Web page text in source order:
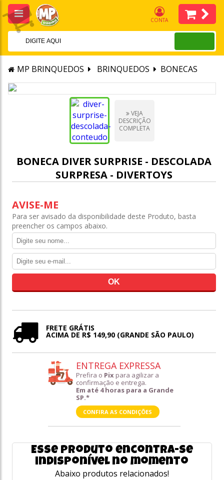
CONTA
MP BRINQUEDOS BRINQUEDOS BONECAS
VEJA
DESCRIÇÃO
COMPLETA
BONECA DIVER SURPRISE - DESCOLADA
SURPRESA - DIVERTOYS
AVISE-ME
Para ser avisado da disponibilidade deste Produto, basta
preencher os campos abaixo.
FRETE GRÁTIS
ACIMA DE R$ 149,90 (GRANDE SÃO PAULO)
ENTREGA EXPRESSA
Prefira o Pix para agilizar a
confirmação e entrega.
Em até 4 horas para a Grande
SP.*
CONFIRA AS CONDIÇÕES
Esse produto encontra-se
indisponível no momento
Abaixo produtos relacionados!